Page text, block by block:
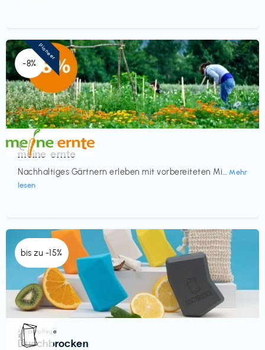
-8%
Küche & Haushalt
meine ernte
Nachhaltiges Gärtnern erleben mit vorbereiteten Mi... Mehr
lesen
€‎
Pioneer
bis zu -15%
Körperpflege
Duschbrocken
€‎